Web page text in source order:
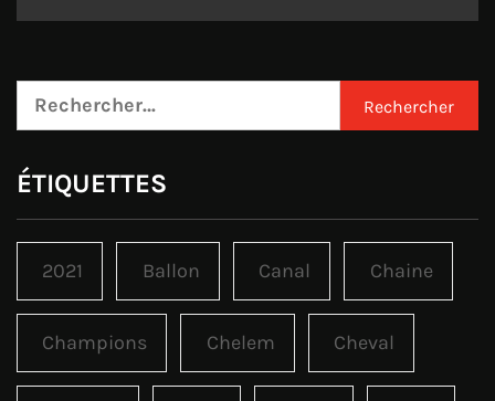
Rechercher :
ÉTIQUETTES
2021 Ballon Canal Chaine
Champions Chelem Cheval